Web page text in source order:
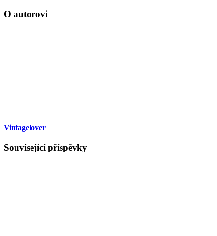
O autorovi
Vintagelover
Související příspěvky